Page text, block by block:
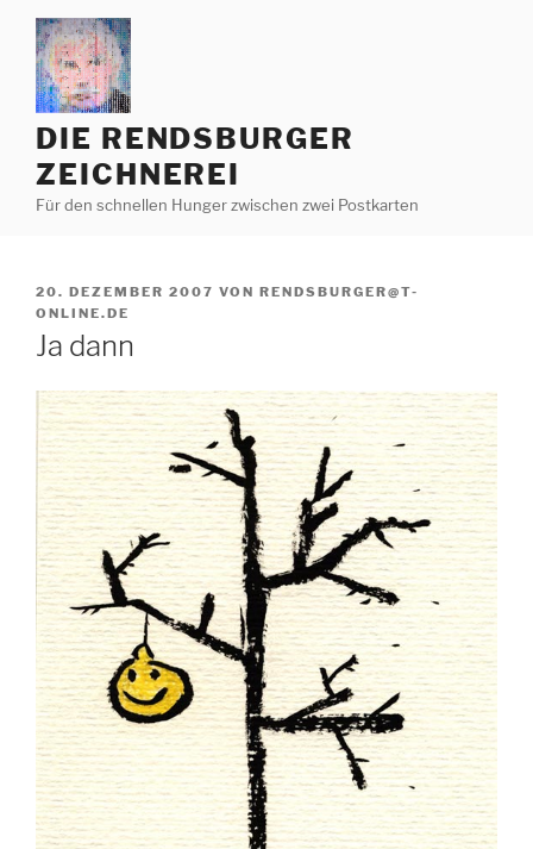
Zum
Inhalt
springen
DIE RENDSBURGER
ZEICHNEREI
Für den schnellen Hunger zwischen zwei Postkarten
VERÖFFENTLICHT
AM
20. DEZEMBER 2007 VON RENDSBURGER@T-
ONLINE.DE
Ja dann